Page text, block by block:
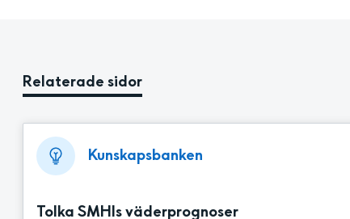
Relaterade sidor
Kunskapsbanken
Tolka SMHIs väderprognoser